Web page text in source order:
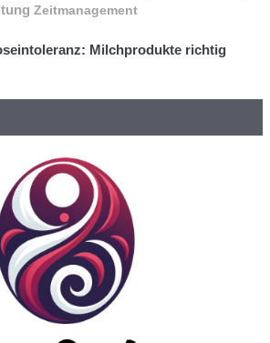
Zeitmanagement
Milchprodukte richtig